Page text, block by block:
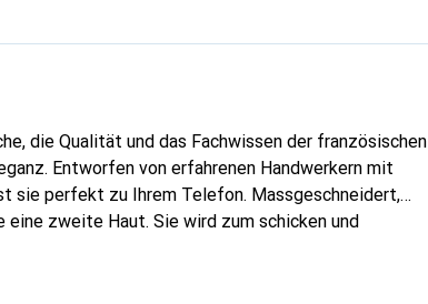
die Qualität und das Fachwissen der französischen
Entworfen von erfahrenen Handwerkern mit
sie perfekt zu Ihrem Telefon. Massgeschneidert,
zweite Haut. Sie wird zum schicken und
Kundschaft.